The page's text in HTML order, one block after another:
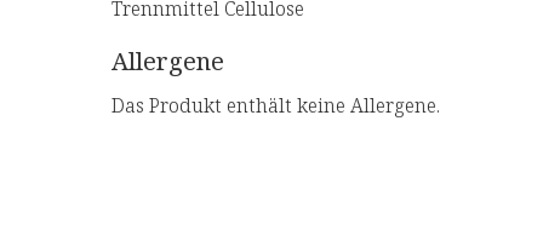
Trennmittel Cellulose
Allergene
Das Produkt enthält keine Allergene.